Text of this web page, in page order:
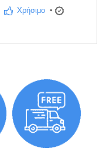
Χρήσιμο •